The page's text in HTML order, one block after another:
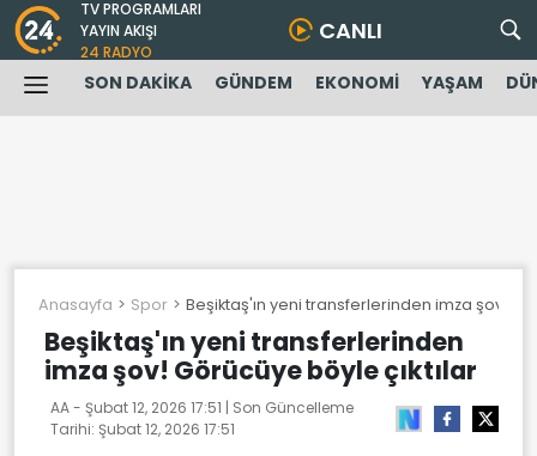
TV PROGRAMLARI
YAYIN AKIŞI
24 RADYO
CANLI
SON DAKİKA GÜNDEM EKONOMİ YAŞAM
Anasayfa Spor Beşiktaş'ın yeni transferlerinden imza şov!
Beşiktaş'ın yeni transferlerinden
imza şov! Görücüye böyle çıktılar
AA - Şubat 12, 2026 17:51 | Son Güncelleme
Tarihi: Şubat 12, 2026 17:51